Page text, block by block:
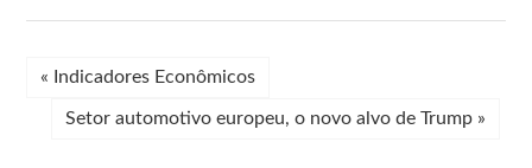
« Indicadores Econômicos
Setor automotivo europeu, o novo alvo de Trump »